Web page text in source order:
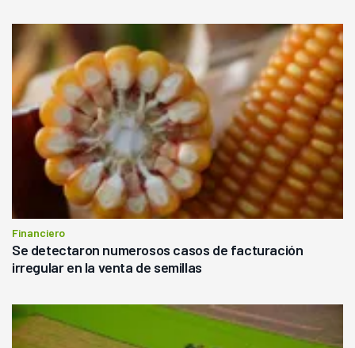
Financiero
Se detectaron numerosos casos de facturación
irregular en la venta de semillas